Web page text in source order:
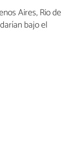
Aires, Rio de
bajo el